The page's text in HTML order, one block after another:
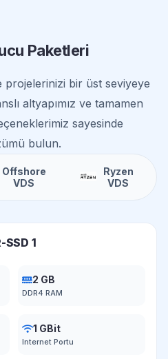
Paketleri
bir üst seviyeye
altyapımız ve tamamen
sayesinde
bulun.
Offshore
VDS
Ryzen
VDS
SSD 1
2 GB
DDR4 RAM
1 GBit
Internet Portu